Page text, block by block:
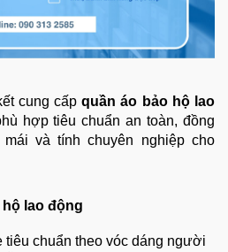
cung cấpquần áo bảo hộ lao
hợp tiêu chuẩn an toàn, đồng
và tính chuyên nghiệp cho
hộ lao động
tiêu chuẩn theo vóc dáng người